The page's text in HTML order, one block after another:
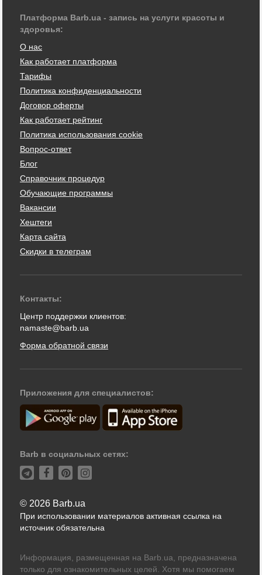
Платформа Barb.ua - запись на услуги красоты и
здоровья:
О нас
Как работает платформа
Тарифы
Политика конфиденциальности
Договор оферты
Как работает рейтинг
Политика использования cookie
Вопрос-ответ
Блог
Справочник процедур
Обучающие программы
Вакансии
Хештеги
Карта сайта
Скидки в телеграм
Контакты:
Центр поддержки клиентов:
namaste@barb.ua
Форма обратной связи
Приложения для специалистов:
Barb в социальных сетях:
© 2026 Barb.ua
При использовании материалов активная ссылка на
источник обязательна
Информация, размещенная на Barb.ua, предназначена
только для ознакомительных целей. Хотя мы помогаем